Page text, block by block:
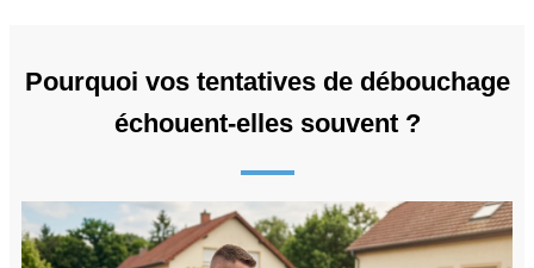
Pourquoi vos tentatives de débouchage
échouent-elles souvent ?